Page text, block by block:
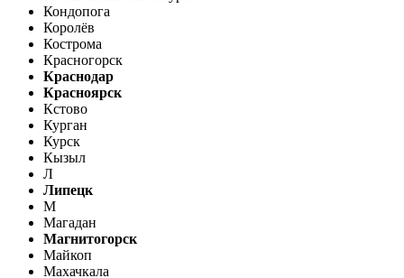
Кондопога
Королёв
Кострома
Красногорск
Краснодар
Красноярск
Кстово
Курган
Курск
Кызыл
Л
Липецк
М
Магадан
Магнитогорск
Майкоп
Махачкала